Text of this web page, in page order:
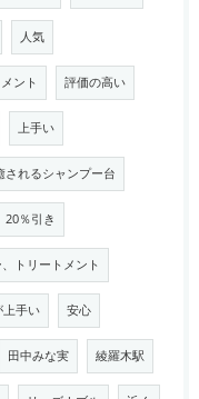
人気
ント 評価の高い
上手い
されるシャンプー台
20％引き
トリートメント
上手い 安心
田中みな実 綾羅木駅